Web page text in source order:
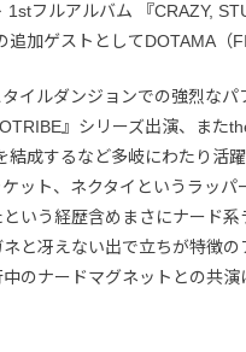
1stフルアルバム 『CRAZY,
追加ゲストとしてDOTAMA（
タイルダンジョンでの強烈な
』シリーズ出演、また
結成するなど多岐にわたり活
ット、ネクタイというラッ
という経歴含めまさにナード
ネと冴えない出で立ちが特徴
のナードマグネットとの共